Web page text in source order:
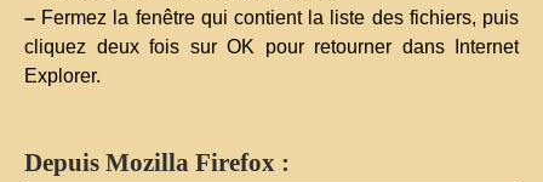
– Fermez la fenêtre qui contient la liste des fichiers, puis
cliquez deux fois sur OK pour retourner dans Internet
Explorer.
Depuis Mozilla Firefox :